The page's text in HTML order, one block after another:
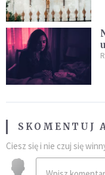
SKOMENTUJ
Ciesz się i nie czuj się